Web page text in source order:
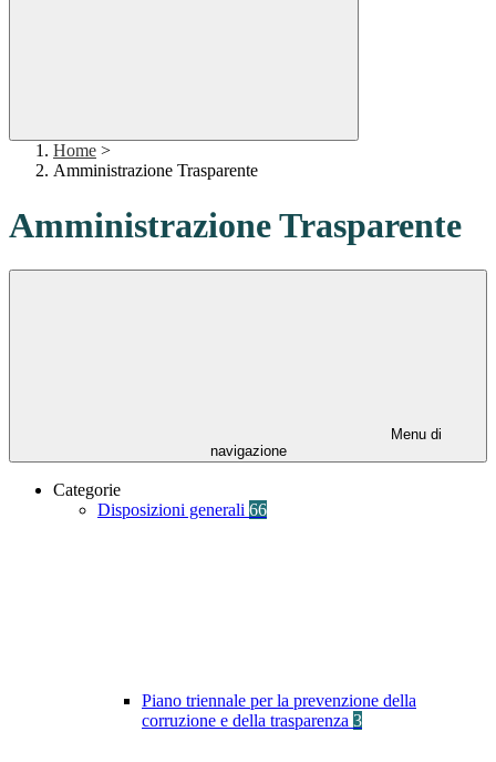
Home >
Amministrazione Trasparente
Amministrazione Trasparente
Menu di
navigazione
Categorie
Disposizioni generali 66
Piano triennale per la prevenzione della
corruzione e della trasparenza 3